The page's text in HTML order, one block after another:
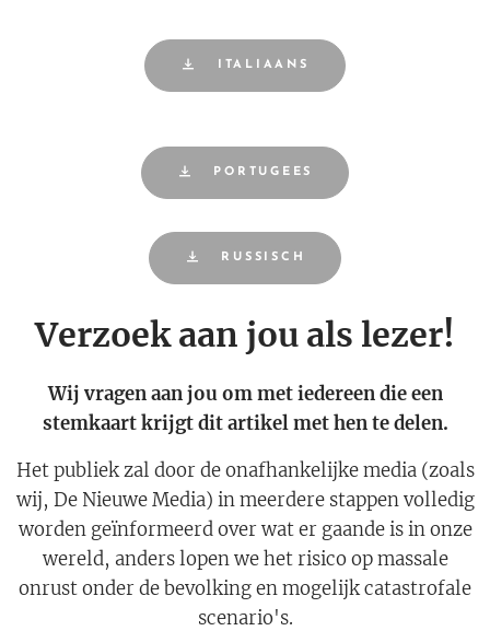
ITALIAANS
PORTUGEES
RUSSISCH
Verzoek aan jou als lezer!
Wij vragen aan jou om met iedereen die een
stemkaart krijgt dit artikel met hen te delen.
Het publiek zal door de onafhankelijke media (zoals
wij, De Nieuwe Media) in meerdere stappen volledig
worden geïnformeerd over wat er gaande is in onze
wereld, anders lopen we het risico op massale
onrust onder de bevolking en mogelijk catastrofale
scenario's.